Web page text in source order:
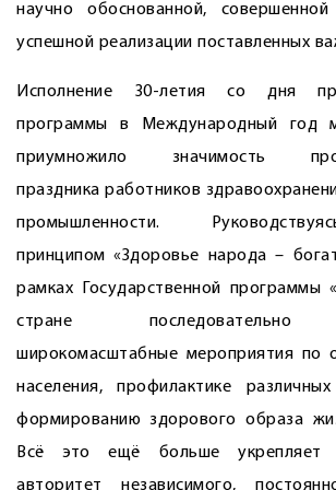
научно обоснованной,
успешной реализации поставленных
Исполнение 30-летия со дня
программы в Международный год
приумножило значимость
праздника работников
промышленности.
принципом «Здоровье народа –
рамках Государственной программы
стране последовательно
широкомасштабные мероприятия по
населения, профилактике
формированию здорового образа
Всё это ещё больше укрепляет
авторитет независимого,